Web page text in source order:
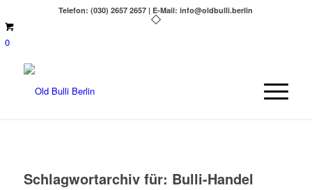
Telefon: (030) 2657 2657 | E-Mail: info@oldbulli.berlin
0
Schlagwortarchiv für: Bulli-Handel